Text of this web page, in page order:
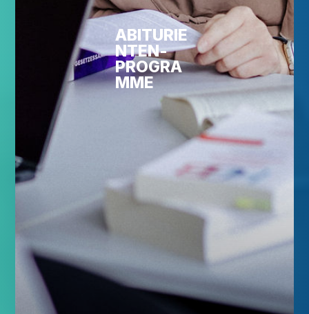
ABITURIE
NTEN­
PROGRA
MME